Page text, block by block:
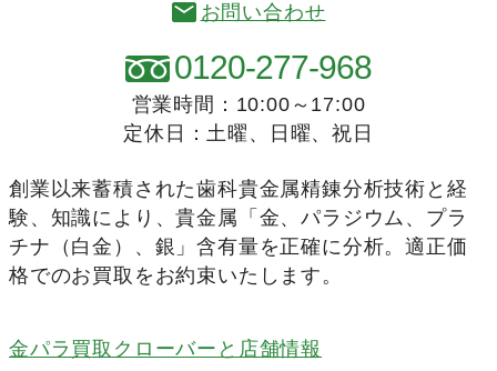
お問い合わせ
0120-277-968
営業時間：10:00～17:00
定休日：土曜、日曜、祝日
創業以来蓄積された歯科貴金属精錬分析技術と経
験、知識により、貴金属「金、パラジウム、プラ
チナ（白金）、銀」含有量を正確に分析。適正価
格でのお買取をお約束いたします。
金パラ買取クローバーと店舗情報